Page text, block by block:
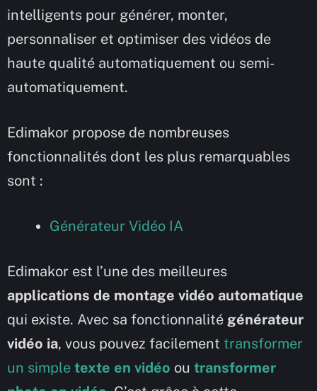
intelligents pour générer, monter,
personnaliser et optimiser des vidéos de
haute qualité automatiquement ou semi-
automatiquement.
Edimakor propose de nombreuses
fonctionnalités dont les plus remarquables
sont :
Générateur Vidéo IA
Edimakor est l’une des meilleures
applications de montage vidéo automatique
qui existe. Avec sa fonctionnalité générateur
vidéo ia, vous pouvez facilement transformer
un simple texte en vidéo ou transformer